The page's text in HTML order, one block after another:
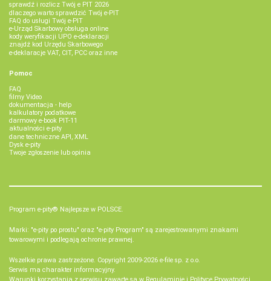
sprawdź i rozlicz Twój e PIT 2026
dlaczego warto sprawdzić Twój e-PIT
FAQ do usługi Twój e-PIT
e-Urząd Skarbowy obsługa online
kody weryfikacji UPO e-deklaracji
znajdź kod Urzędu Skarbowego
e-deklaracje VAT, CIT, PCC oraz inne
Pomoc
FAQ
filmy Video
dokumentacja - help
kalkulatory podatkowe
darmowy e-book PIT-11
aktualności e-pity
dane techniczne API, XML
Dysk e-pity
Twoje zgłoszenie lub opinia
Program e-pity® Najlepsze w POLSCE.
Marki: "e-pity po prostu" oraz "e-pity Program" są zarejestrowanymi znakami
towarowymi i podlegają ochronie prawnej.
Wszelkie prawa zastrzeżone. Copyright 2009-2026 e-file sp. z o.o.
Serwis ma charakter informacyjny.